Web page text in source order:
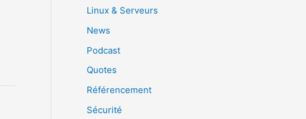
Linux & Serveurs
News
Podcast
Quotes
Référencement
Sécurité